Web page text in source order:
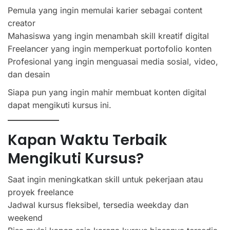
Pemula yang ingin memulai karier sebagai content
creator
Mahasiswa yang ingin menambah skill kreatif digital
Freelancer yang ingin memperkuat portofolio konten
Profesional yang ingin menguasai media sosial, video,
dan desain
Siapa pun yang ingin mahir membuat konten digital
dapat mengikuti kursus ini.
Kapan Waktu Terbaik
Mengikuti Kursus?
Saat ingin meningkatkan skill untuk pekerjaan atau
proyek freelance
Jadwal kursus fleksibel, tersedia weekday dan
weekend